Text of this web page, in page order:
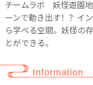
チームラボ 妖怪遊園
ーンで動き出す！？イ
ら学べる空間。妖怪の
とができる。
Information